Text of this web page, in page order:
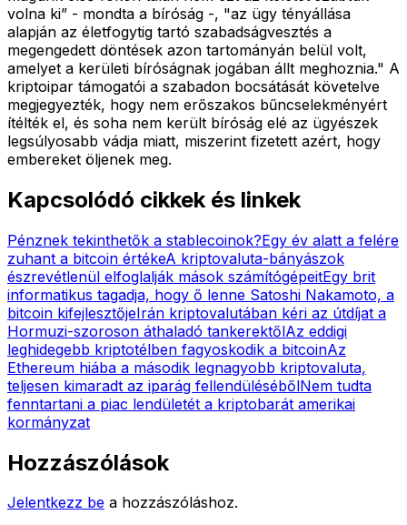
volna ki” - mondta a bíróság -, "az ügy tényállása
alapján az életfogytig tartó szabadságvesztés a
megengedett döntések azon tartományán belül volt,
amelyet a kerületi bíróságnak jogában állt meghoznia." A
kriptoipar támogatói a szabadon bocsátását követelve
megjegyezték, hogy nem erőszakos bűncselekményért
ítélték el, és soha nem került bíróság elé az ügyészek
legsúlyosabb vádja miatt, miszerint fizetett azért, hogy
embereket öljenek meg.
Kapcsolódó cikkek és linkek
Pénznek tekinthetők a stablecoinok?Egy év alatt a felére
zuhant a bitcoin értékeA kriptovaluta-bányászok
észrevétlenül elfoglalják mások számítógépeitEgy brit
informatikus tagadja, hogy ő lenne Satoshi Nakamoto, a
bitcoin kifejlesztőjeIrán kriptovalutában kéri az útdíjat a
Hormuzi-szoroson áthaladó tankerektőlAz eddigi
leghidegebb kriptotélben fagyoskodik a bitcoinAz
Ethereum hiába a második legnagyobb kriptovaluta,
teljesen kimaradt az iparág fellendülésébőlNem tudta
fenntartani a piac lendületét a kriptobarát amerikai
kormányzat
Hozzászólások
Jelentkezz be a hozzászóláshoz.